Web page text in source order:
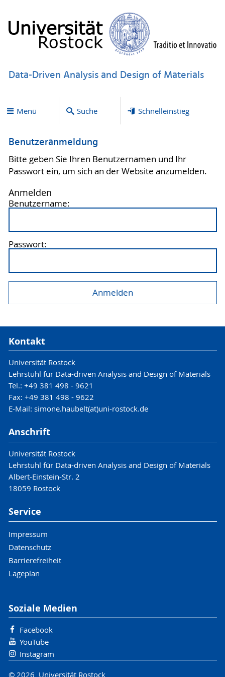
Data-Driven Analysis and Design of Materials
Menü Suche Schnelleinstieg
Benutzeranmeldung
Bitte geben Sie Ihren Benutzernamen und Ihr
Passwort ein, um sich an der Website anzumelden.
Anmelden
Benutzername:
Passwort:
Kontakt
Universität Rostock
Lehrstuhl für Data-driven Analysis and Design of Materials
Tel.: +49 381 498 - 9621
Fax: +49 381 498 - 9622
E-Mail: simone.haubelt(at)uni-rostock.de
Anschrift
Universität Rostock
Lehrstuhl für Data-driven Analysis and Design of Materials
Albert-Einstein-Str. 2
18059 Rostock
Service
Impressum
Datenschutz
Barrierefreiheit
Lageplan
Soziale Medien
Facebook
YouTube
Instagram
© 2026 Universität Rostock